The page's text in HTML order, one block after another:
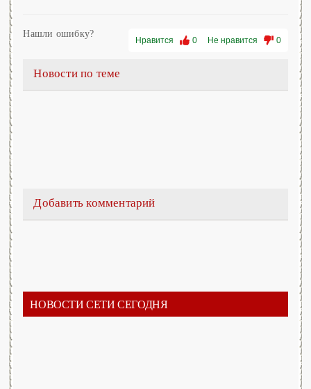
Нравится 0 Не нравится 0
Нашли ошибку?
Новости по теме
Добавить комментарий
НОВОСТИ СЕТИ СЕГОДНЯ